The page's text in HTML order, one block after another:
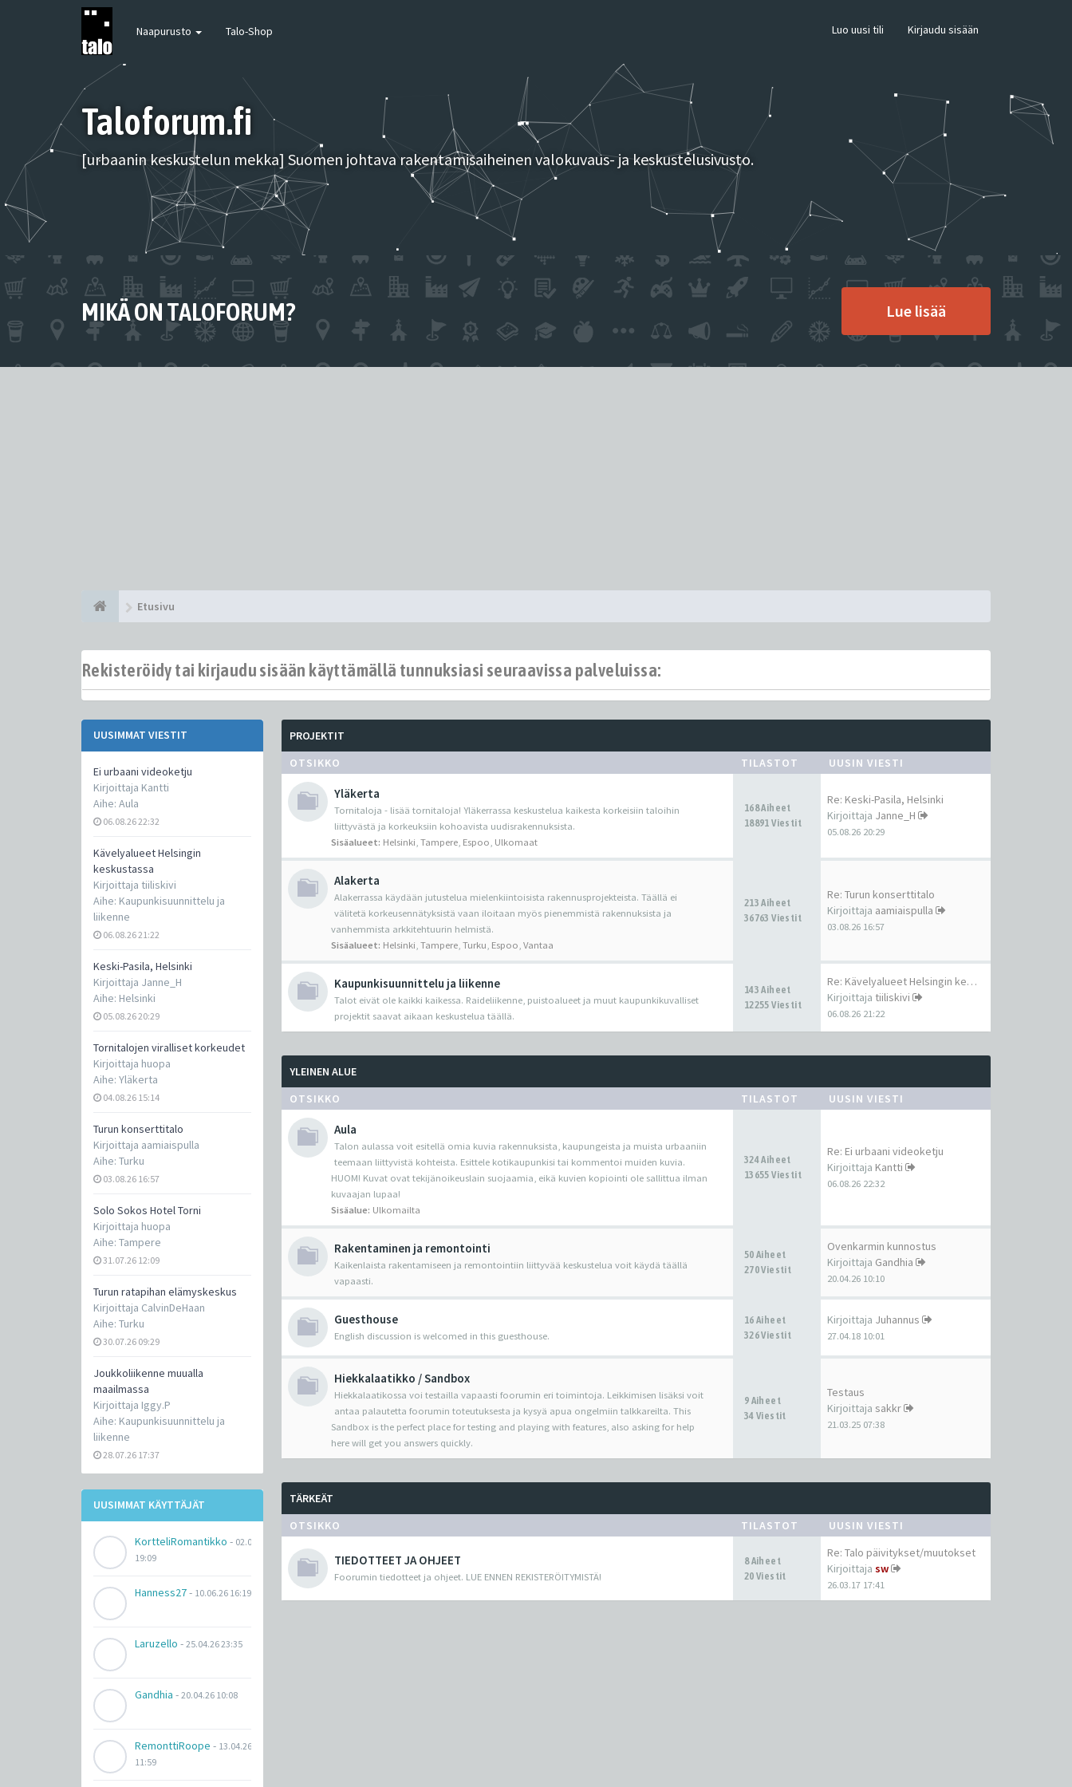
Naapurusto Talo-Shop Luo uusi tili Kirjaudu sisään
Taloforum.fi
[urbaanin keskustelun mekka] Suomen johtava rakentamisaiheinen valokuvaus- ja keskustelusivusto.
MIKÄ ON TALOFORUM? Lue lisää
Etusivu
Rekisteröidy tai kirjaudu sisään käyttämällä tunnuksiasi seuraavissa palveluissa:
UUSIMMAT VIESTIT
Ei urbaani videoketju
Kirjoittaja Kantti
Aihe: Aula
06.08.26 22:32
Kävelyalueet Helsingin
keskustassa
Kirjoittaja tiiliskivi
Aihe: Kaupunkisuunnittelu ja
liikenne
06.08.26 21:22
Keski-Pasila, Helsinki
Kirjoittaja Janne_H
Aihe: Helsinki
05.08.26 20:29
Tornitalojen viralliset korkeudet
Kirjoittaja huopa
Aihe: Yläkerta
04.08.26 15:14
Turun konserttitalo
Kirjoittaja aamiaispulla
Aihe: Turku
03.08.26 16:57
Solo Sokos Hotel Torni
Kirjoittaja huopa
Aihe: Tampere
31.07.26 12:09
Turun ratapihan elämyskeskus
Kirjoittaja CalvinDeHaan
Aihe: Turku
30.07.26 09:29
Joukkoliikenne muualla
maailmassa
Kirjoittaja Iggy.P
Aihe: Kaupunkisuunnittelu ja
liikenne
28.07.26 17:37
UUSIMMAT KÄYTTÄJÄT
KortteliRomantikko - 02.07.26
19:09
Hanness27- 10.06.26 16:19
Laruzello - 25.04.26 23:35
Gandhia - 20.04.26 10:08
RemonttiRoope - 13.04.26
11:59
PROJEKTIT
OTSIKKO
TILASTOT UUSIN VIESTI
Yläkerta
Tornitaloja - lisää tornitaloja! Yläkerrassa keskustelua kaikesta korkeisiin taloihin
liittyvästä ja korkeuksiin kohoavista uudisrakennuksista.
Sisäalueet: Helsinki Tampere, Espoo Ulkomaat
168 Aiheet
18891 Viestit
Re: Keski-Pasila, Helsinki
Kirjoittaja Janne_H
05.08.26 20:29
Alakerta
Alakerrassa käydään jutustelua mielenkiintoisista rakennusprojekteista. Täällä ei
välitetä korkeusennätyksistä vaan iloitaan myös pienemmistä rakennuksista ja
vanhemmista arkkitehtuurin helmistä.
Sisäalueet: Helsinki Tampere, Turku Espoo Vantaa
213 Aiheet
36763 Viestit
Re: Turun konserttitalo
Kirjoittaja aamiaispulla
03.08.26 16:57
Kaupunkisuunnittelu ja liikenne
Talot eivät ole kaikki kaikessa. Raideliikenne, puistoalueet ja muut kaupunkikuvalliset
projektit saavat aikaan keskustelua täällä.
143 Aiheet
12255 Viestit
Re: Kävelyalueet Helsingin ke…
Kirjoittaja tiiliskivi
06.08.26 21:22
YLEINEN ALUE
OTSIKKO
TILASTOT UUSIN VIESTI
Aula
Talon aulassa voit esitellä omia kuvia rakennuksista, kaupungeista ja muista urbaaniin
teemaan liittyvistä kohteista. Esittele kotikaupunkisi tai kommentoi muiden kuvia.
HUOM! Kuvat ovat tekijänoikeuslain suojaamia, eikä kuvien kopiointi ole sallittua ilman
kuvaajan lupaa!
Sisäalue: Ulkomailta
324 Aiheet
13655 Viestit
Re: Ei urbaani videoketju
Kirjoittaja Kantti
06.08.26 22:32
Rakentaminen ja remontointi
Kaikenlaista rakentamiseen ja remontointiin liittyvää keskustelua voit käydä täällä
vapaasti.
50 Aiheet
270 Viestit
Ovenkarmin kunnostus
Kirjoittaja Gandhia
20.04.26 10:10
Guesthouse
English discussion is welcomed in this guesthouse.
16 Aiheet
326 Viestit
Kirjoittaja Juhannus
27.04.18 10:01
Hiekkalaatikko / Sandbox
Hiekkalaatikossa voi testailla vapaasti foorumin eri toimintoja. Leikkimisen lisäksi voit
antaa palautetta foorumin toteutuksesta ja kysyä apua ongelmiin talkkareilta. This
Sandbox is the perfect place for testing and playing with features, also asking for help
here will get you answers quickly.
9 Aiheet
34 Viestit
Testaus
Kirjoittaja sakkr
21.03.25 07:38
TÄRKEÄT
OTSIKKO
TILASTOT UUSIN VIESTI
TIEDOTTEET JA OHJEET
Foorumin tiedotteet ja ohjeet. LUE ENNEN REKISTERÖITYMISTÄ!
8 Aiheet
20 Viestit
Re: Talo päivitykset/muutokset
Kirjoittaja sw
26.03.17 17:41